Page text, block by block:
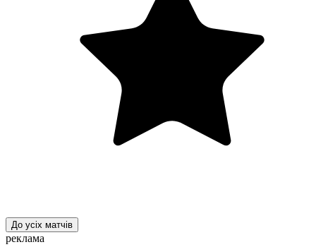
До усіх матчів
реклама